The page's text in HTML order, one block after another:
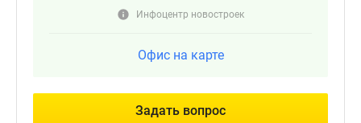
Инфоцентр новостроек
Офис на карте
Задать вопрос